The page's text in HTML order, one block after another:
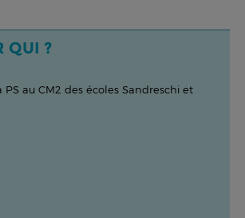
QUI ?
au CM2 des écoles Sandreschi et